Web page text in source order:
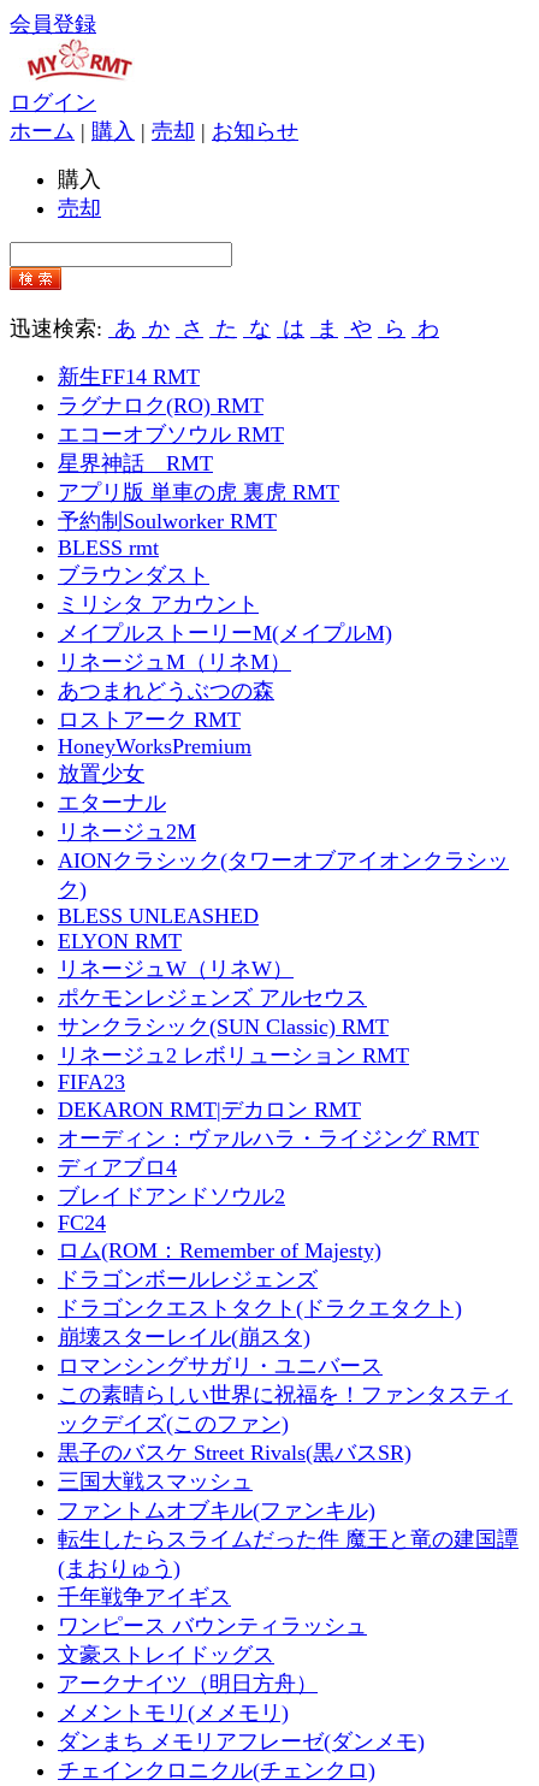
会員登録
ログイン
ホーム | 購入 | 売却 | お知らせ
購入
売却
迅速検索: あ か さ た な は ま や ら わ
新生FF14 RMT
ラグナロク(RO) RMT
エコーオブソウル RMT
星界神話 RMT
アプリ版 単車の虎 裏虎 RMT
予約制Soulworker RMT
BLESS rmt
ブラウンダスト
ミリシタ アカウント
メイプルストーリーM(メイプルM)
リネージュM（リネM）
あつまれどうぶつの森
ロストアーク RMT
HoneyWorksPremium
放置少女
エターナル
リネージュ2M
AIONクラシック(タワーオブアイオンクラシッ
ク)
BLESS UNLEASHED
ELYON RMT
リネージュW（リネW）
ポケモンレジェンズ アルセウス
サンクラシック(SUN Classic) RMT
リネージュ2 レボリューション RMT
FIFA23
DEKARON RMT|デカロン RMT
オーディン：ヴァルハラ・ライジング RMT
ディアブロ4
ブレイドアンドソウル2
FC24
ロム(ROM：Remember of Majesty)
ドラゴンボールレジェンズ
ドラゴンクエストタクト(ドラクエタクト)
崩壊スターレイル(崩スタ)
ロマンシングサガリ・ユニバース
この素晴らしい世界に祝福を！ファンタスティ
ックデイズ(このファン)
黒子のバスケ Street Rivals(黒バスSR)
三国大戦スマッシュ
ファントムオブキル(ファンキル)
転生したらスライムだった件 魔王と竜の建国譚
(まおりゅう)
千年戦争アイギス
ワンピース バウンティラッシュ
文豪ストレイドッグス
アークナイツ（明日方舟）
メメントモリ(メメモリ)
ダンまち メモリアフレーゼ(ダンメモ)
チェインクロニクル(チェンクロ)